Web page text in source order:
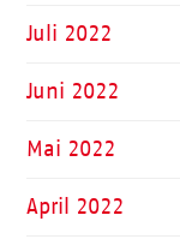
Juli 2022
Juni 2022
Mai 2022
April 2022